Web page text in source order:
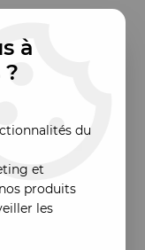
à
du
et
produits
les